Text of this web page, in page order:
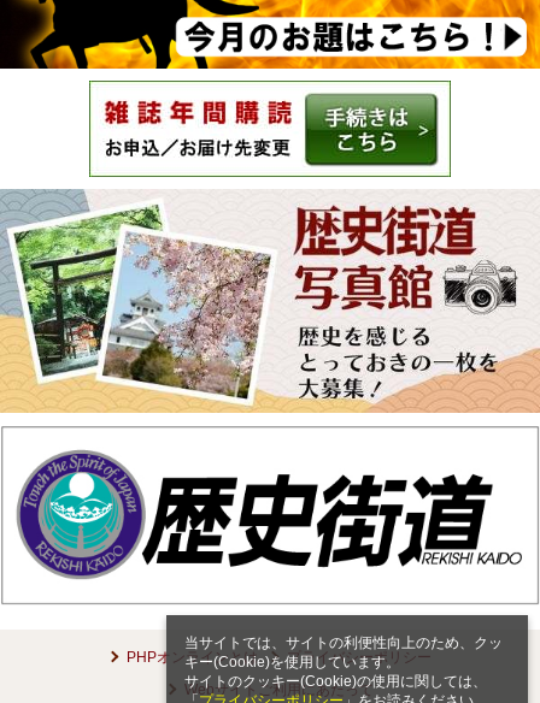
当サイトでは、サイトの利便性向上のため、クッ
キー(Cookie)を使用しています。
サイトのクッキー(Cookie)の使用に関しては、
PHPオンラインとは
プライバシーポリシー
Webサイトご利用にあたって